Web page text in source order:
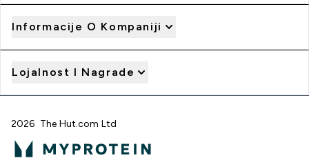
Informacije O Kompaniji
Lojalnost I Nagrade
2026 The Hut.com Ltd